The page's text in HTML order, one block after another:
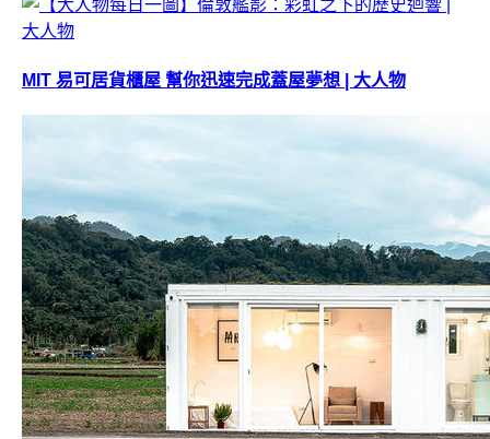
MIT 易可居貨櫃屋 幫你迅速完成蓋屋夢想 | 大人物